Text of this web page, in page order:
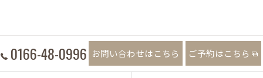
0166-48-0996 お問い合わせはこちら ご予約はこちら